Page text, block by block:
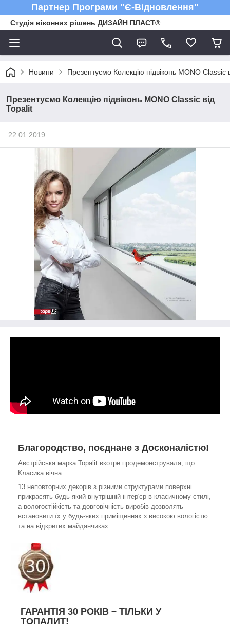
Партнер Програми "Є-Відновлення"
Студія віконних рішень ДИЗАЙН ПЛАСТ®
Новини Презентуємо Колекцію підвіконь MONO Classic
Презентуємо Колекцію підвіконь MONO Classic від
Topalit
22.01.2019
Благородство, поєднане з Досконалістю!
Австрійська марка Topalit вкотре продемонструвала, що
Класика вічна.
13 неповторних декорів з різними структурами поверхні
прикрасять будь-який внутрішній інтер'єр в класичному стилі,
а вологостійкість та довговічність виробів дозволять
встановити їх у будь-яких приміщеннях з високою вологістю
та на відкритих майданчиках.
ГАРАНТІЯ 30 РОКІВ – ТІЛЬКИ У
ТОПАЛИТ!